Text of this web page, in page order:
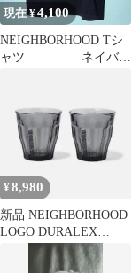
現在 ¥4,100
NEIGHBORHOOD Tシ
ャツ ネイバー
¥8,980
新品 NEIGHBORHOOD
LOGO DURALEX
GLASS SET ①